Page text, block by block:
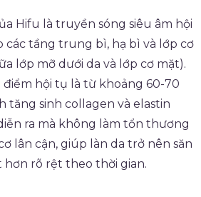
Hifu là truyền sóng siêu âm hội
các tầng trung bì, hạ bì và lớp cơ
lớp mỡ dưới da và lớp cơ mặt).
điểm hội tụ là từ khoảng 60-70
tăng sinh collagen và elastin
ra mà không làm tổn thương
lân cận, giúp làn da trở nên săn
rõ rệt theo thời gian.